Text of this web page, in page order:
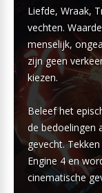
Liefde, Wraak,
vechten.
menselijk,
zijn geen
kiezen.
Beleef het
de bedoelingen
gevecht.
Engine 4 en
cinematische